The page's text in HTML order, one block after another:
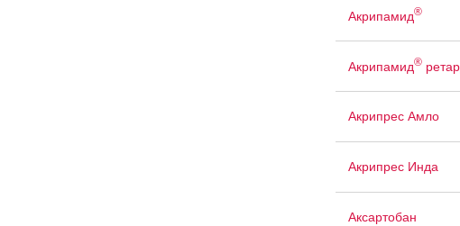
Акрипамид®
Акрипамид®
Акрипрес Амло
Акрипрес Инда
Аксартобан